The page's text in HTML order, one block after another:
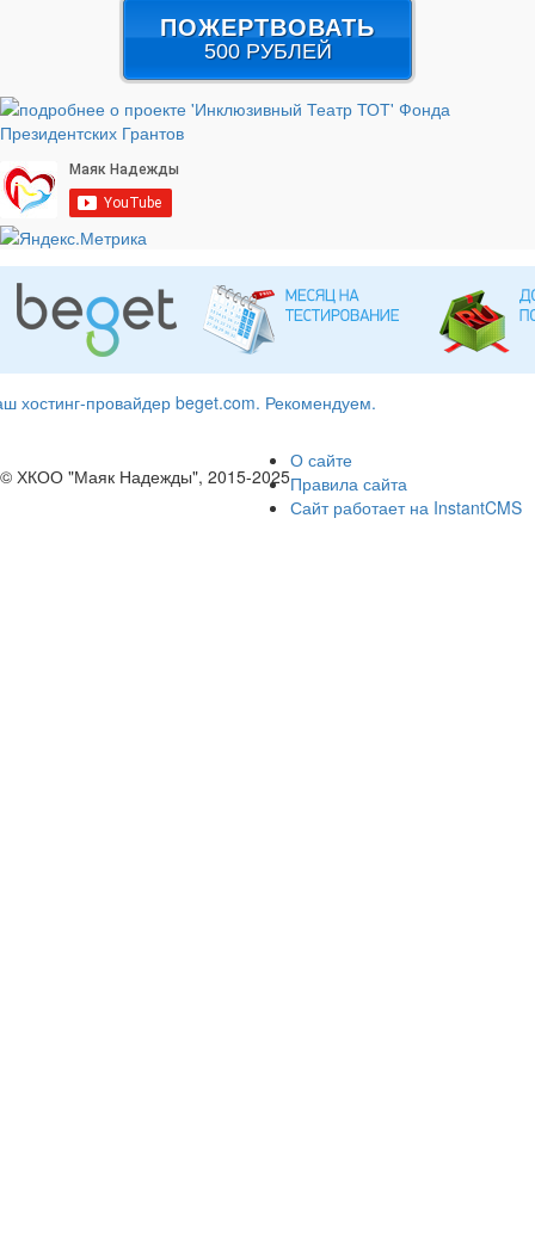
ПОЖЕРТВОВАТЬ
500 РУБЛЕЙ
хостинг-провайдер beget.com. Рекомендуем.
© ХКОО "Маяк Надежды", 2015-2025
О сайте
Правила сайта
Сайт работает на InstantCMS